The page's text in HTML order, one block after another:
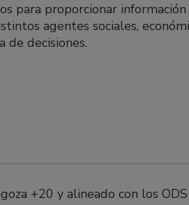
para proporcionar información
agentes sociales,
decisiones.
+20 y alineado con los